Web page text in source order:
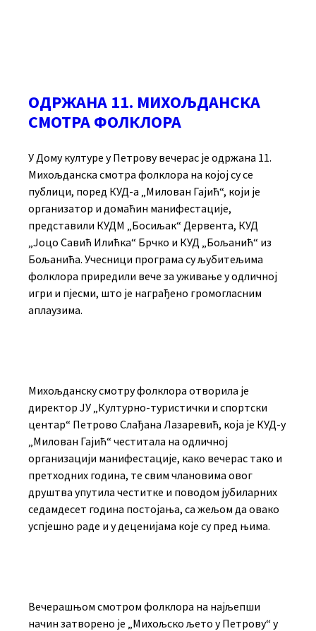
ОДРЖАНА 11. МИХОЉДАНСКА
СМОТРА ФОЛКЛОРА
У Дому културе у Петрову вечерас је одржана 11.
Михољданска смотра фолклора на којој су се
публици, поред КУД-а „Милован Гајић“, који је
организатор и домаћин манифестације,
представили КУДМ „Босиљак“ Дервента, КУД
„Јоцо Савић Илићка“ Брчко и КУД „Бољанић“ из
Бољанића. Учесници програма су љубитељима
фолклора приредили вече за уживање у одличној
игри и пјесми, што је награђено громогласним
аплаузима.
Михољданску смотру фолклора отворила је
директор ЈУ „Културно-туристички и спортски
центар“ Петрово Слађана Лазаревић, која је КУД-у
„Милован Гајић“ честитала на одличној
организацији манифестације, како вечерас тако и
претходних година, те свим члановима овог
друштва упутила честитке и поводом јубиларних
седамдесет година постојања, са жељом да овако
успјешно раде и у деценијама које су пред њима.
Вечерашњом смотром фолклора на најљепши
начин затворено је „Михољско љето у Петрову“ у